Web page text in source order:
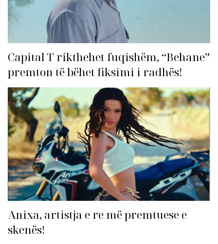
Capital T rikthehet fuqishëm, “Behane”
premton të bëhet fiksimi i radhës!
Anixa, artistja e re më premtuese e
skenës!